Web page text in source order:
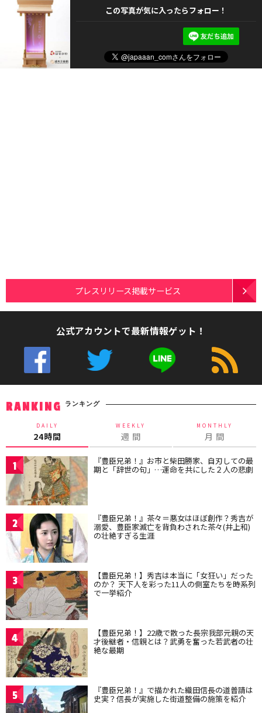
この写真が気に入ったらフォロー！
プレスリリース掲載サービス
公式アカウントで最新情報ゲット！
RANKING ランキング
DAILY
24時間
WEEKLY
週 間
MONTHLY
月 間
1 『豊臣兄弟！』お市と柴田勝家、自刃しての最
期と「辞世の句」…運命を共にした２人の悲劇
2 『豊臣兄弟！』茶々＝悪女はほぼ創作？秀吉が
溺愛、豊臣家滅亡を背負わされた茶々(井上和)
の壮絶すぎる生涯
3 【豊臣兄弟！】秀吉は本当に「女狂い」だった
のか？ 天下人を彩った11人の側室たちを時系列
で一挙紹介
4 【豊臣兄弟！】22歳で散った長宗我部元親の天
才後継者・信親とは？武勇を奮った若武者の壮
絶な最期
5 『豊臣兄弟！』で描かれた織田信長の道普請は
史実？信長が実施した街道整備の施策を紹介